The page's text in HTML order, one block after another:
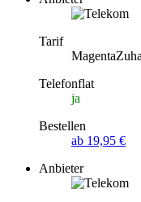
Tarif
Telefonflat
ja
Bestellen
ab 19,95 €
Anbieter